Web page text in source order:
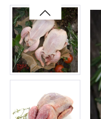
Bildergalerie überspringen